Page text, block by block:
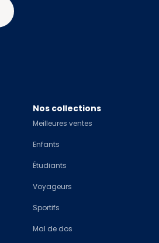
Nos collections
Meilleures ventes
Enfants
Étudiants
Voyageurs
Sportifs
Mal de dos